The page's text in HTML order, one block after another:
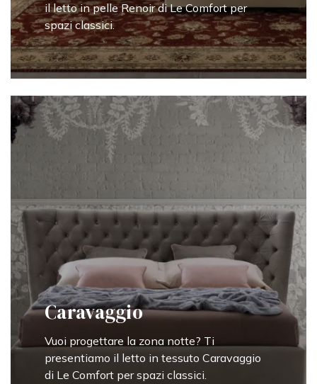
il letto in pelle Renoir di Le Comfort per
spazi classici.
Caravaggio
Vuoi progettare la zona notte? Ti
presentiamo il letto in tessuto Caravaggio
di Le Comfort per spazi classici.